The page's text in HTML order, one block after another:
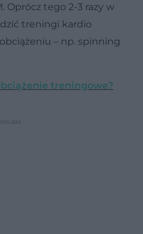
Oprócz tego 2-3 razy w
treningi kardio
– np. spinning
treningowe?